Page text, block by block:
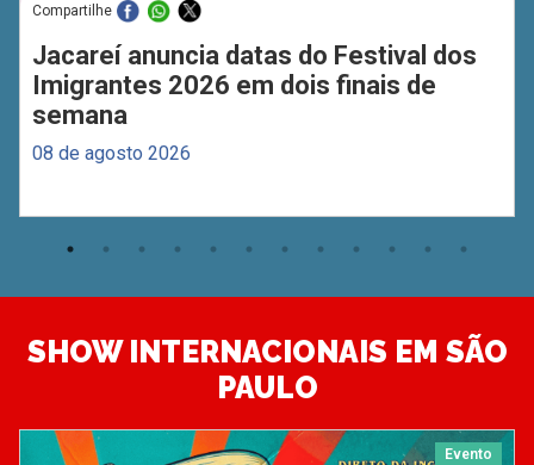
Compartilhe
Jacareí anuncia datas do Festival dos
Imigrantes 2026 em dois finais de
semana
08 de agosto 2026
SHOW INTERNACIONAIS EM SÃO
PAULO
Evento